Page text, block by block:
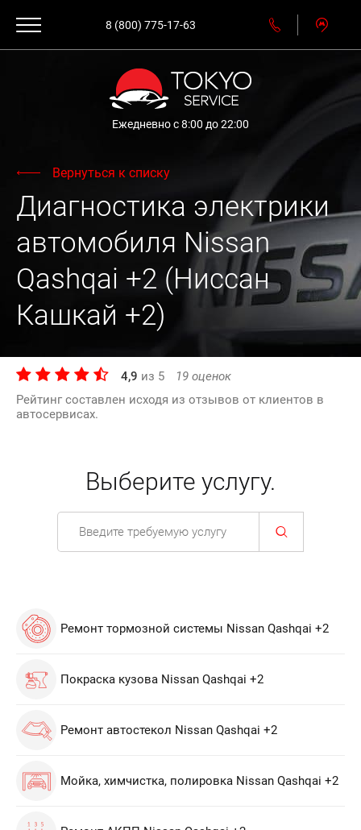
8 (800) 775-17-63
Ежедневно с 8:00 до 22:00
Вернуться к списку
Диагностика электрики
автомобиля Nissan
Qashqai +2 (Ниссан
Кашкай +2)
4,9 из 5 19 оценок
Рейтинг составлен исходя из отзывов от клиентов в
автосервисах.
Выберите услугу.
Ремонт тормозной системы Nissan Qashqai +2
Покраска кузова Nissan Qashqai +2
Ремонт автостекол Nissan Qashqai +2
Мойка, химчистка, полировка Nissan Qashqai +2